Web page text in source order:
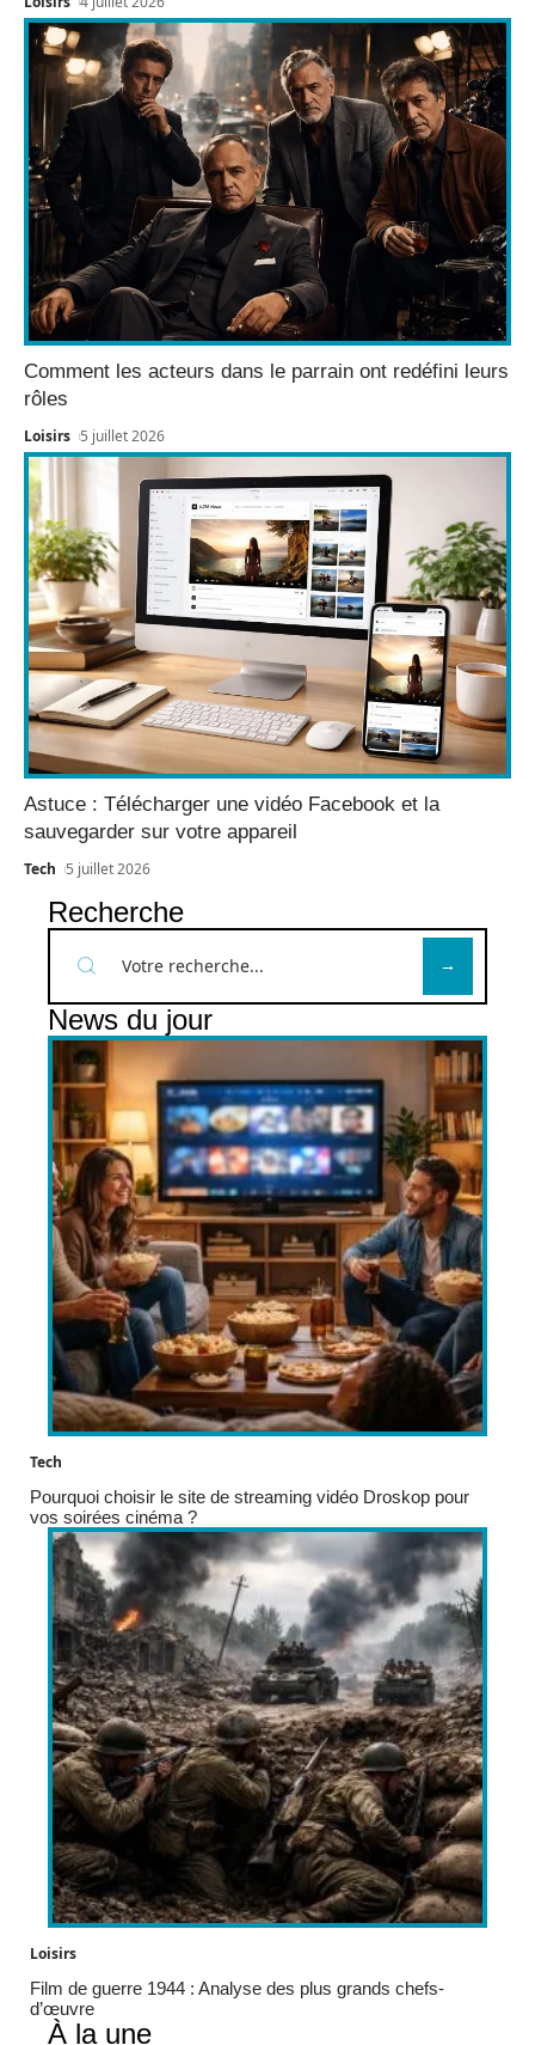
Comment les acteurs dans le parrain ont redéfini leurs
rôles
Loisirs 5 juillet 2026
Astuce : Télécharger une vidéo Facebook et la
sauvegarder sur votre appareil
Tech 5 juillet 2026
Recherche
News du jour
Tech
Pourquoi choisir le site de streaming vidéo Droskop pour
vos soirées cinéma ?
Loisirs
Film de guerre 1944 : Analyse des plus grands chefs-
d’œuvre
À la une